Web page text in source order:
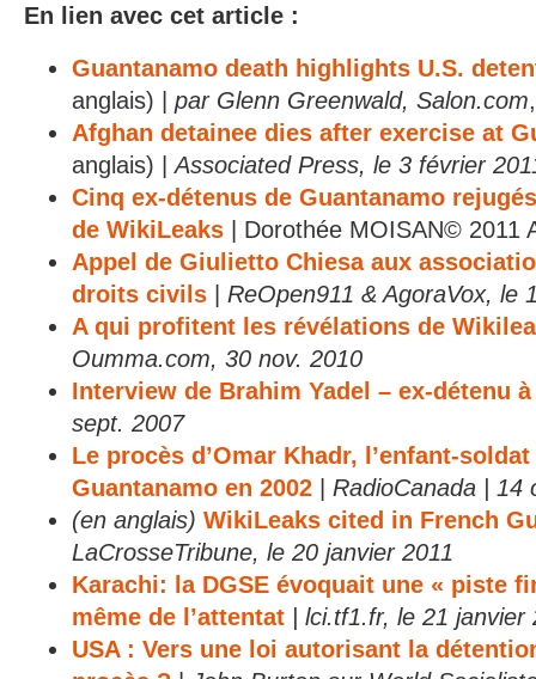
En lien avec cet article :
Guantanamo death highlights U.S.
anglais) | par Glenn Greenwald, Salon.com
Afghan detainee dies after exercise at
anglais) |Associated Press, le 3 février
Cinq ex-détenus de Guantanamo
de WikiLeaks | Dorothée MOISAN© 2011
Appel de Giulietto Chiesa aux
droits civils
ReOpen911 & AgoraVox, le
A qui profitent les révélations de
Oumma.com, 30 nov. 2010
Interview de Brahim Yadel – ex-détenu
sept. 2007
Le procès d’Omar Khadr, l’enfant-
Guantanamo en 2002
RadioCanada | 14
(en anglais) WikiLeaks cited in French
LaCrosseTribune, le 20 janvier 2011
Karachi: la DGSE évoquait une « piste
même de l’attentat | lci.tf1.fr, le 21 janvier
USA : Vers une loi autorisant la